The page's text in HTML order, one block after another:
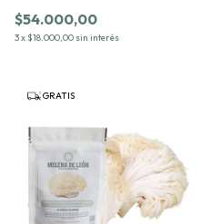
$54.000,00
3x $18.000,00 sin interés
GRATIS